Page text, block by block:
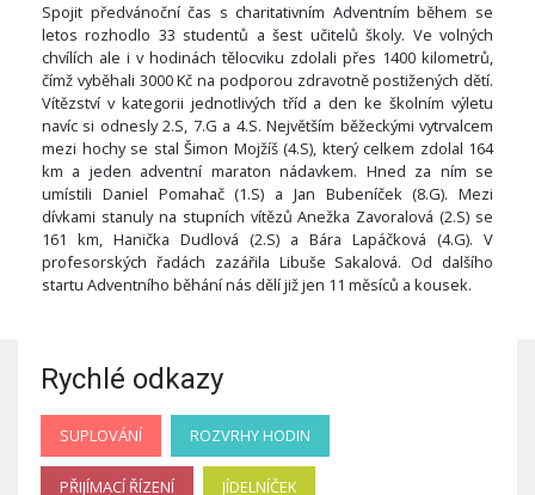
Spojit předvánoční čas s charitativním Adventním během se
letos rozhodlo 33 studentů a šest učitelů školy. Ve volných
chvílích ale i v hodinách tělocviku zdolali přes 1400 kilometrů,
čímž vyběhali 3000 Kč na podporou zdravotně postižených dětí.
Vítězství v kategorii jednotlivých tříd a den ke školním výletu
navíc si odnesly 2.S, 7.G a 4.S. Největším běžeckými vytrvalcem
mezi hochy se stal Šimon Mojžíš (4.S), který celkem zdolal 164
km a jeden adventní maraton nádavkem. Hned za ním se
umístili Daniel Pomahač (1.S) a Jan Bubeníček (8.G). Mezi
dívkami stanuly na stupních vítězů Anežka Zavoralová (2.S) se
161 km, Hanička Dudlová (2.S) a Bára Lapáčková (4.G). V
profesorských řadách zazářila Libuše Sakalová. Od dalšího
startu Adventního běhání nás dělí již jen 11 měsíců a kousek.
Rychlé odkazy
SUPLOVÁNÍ ROZVRHY HODIN
PŘIJÍMACÍ ŘÍZENÍ JÍDELNÍČEK